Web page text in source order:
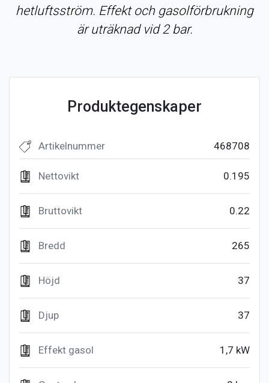
hetluftsström. Effekt och gasolförbrukning
är uträknad vid 2 bar.
Produktegenskaper
468708
Artikelnummer
0.195
Nettovikt
0.22
Bruttovikt
265
Bredd
37
Höjd
37
Djup
1,7 kW
Effekt gasol